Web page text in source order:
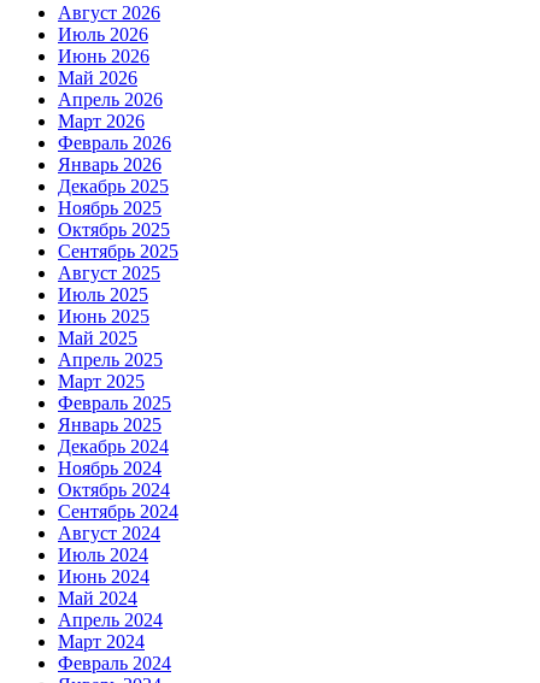
Август 2026
Июль 2026
Июнь 2026
Май 2026
Апрель 2026
Март 2026
Февраль 2026
Январь 2026
Декабрь 2025
Ноябрь 2025
Октябрь 2025
Сентябрь 2025
Август 2025
Июль 2025
Июнь 2025
Май 2025
Апрель 2025
Март 2025
Февраль 2025
Январь 2025
Декабрь 2024
Ноябрь 2024
Октябрь 2024
Сентябрь 2024
Август 2024
Июль 2024
Июнь 2024
Май 2024
Апрель 2024
Март 2024
Февраль 2024